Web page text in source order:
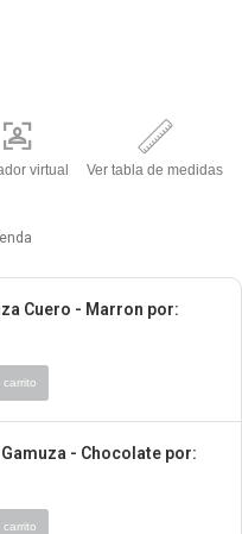
virtual Ver tabla de medidas
Cuero - Marron por:
- Chocolate por: